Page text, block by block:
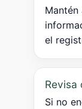
Mantén
el
Revisa
Si no